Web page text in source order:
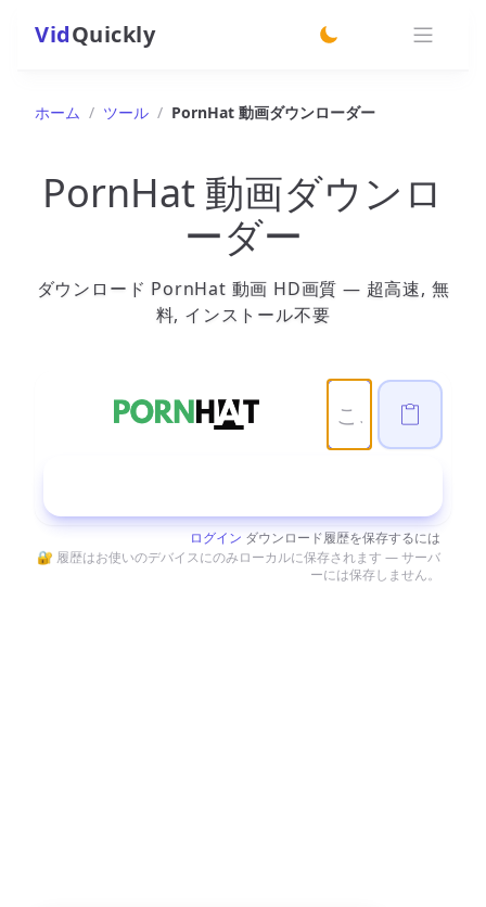
VidQuickly
ホーム / ツール / PornHat 動画ダウンローダー
PornHat 動画ダウンロ
ーダー
ダウンロード PornHat 動画 HD画質 — 超高速, 無
料, インストール不要
ログイン ダウンロード履歴を保存するには
🔐 履歴はお使いのデバイスにのみローカルに保存されます — サーバ
ーには保存しません。